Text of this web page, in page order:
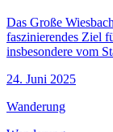
Das Große
faszinierendes Ziel
insbesondere vom
24. Juni 2025
Wanderung